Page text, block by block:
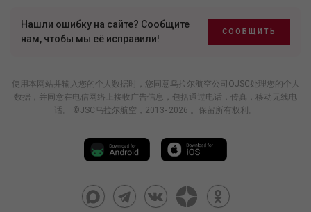
Нашли ошибку на сайте? Сообщите
нам, чтобы мы её исправили!
СООБЩИТЬ
使用本网站并输入您的个人数据时，您同意乌拉尔航空公司OJSC处理您的个人
数据，并同意在电信网络上接收广告信息，包括通过电话，传真，移动无线电
话。 ©JSC乌拉尔航空，2013- 2026 。保留所有权利。